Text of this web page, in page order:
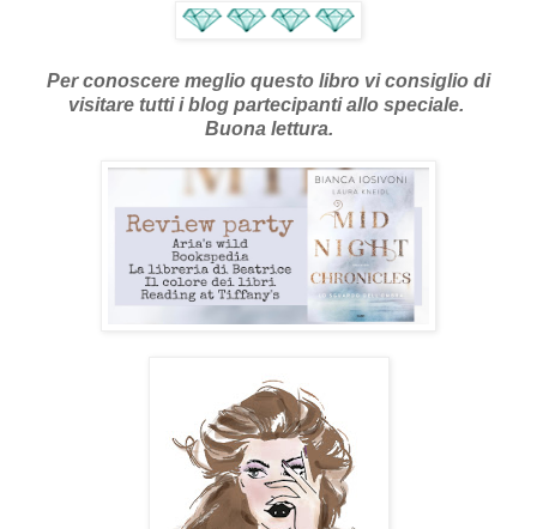
Per conoscere meglio questo libro vi consiglio di
visitare tutti i blog partecipanti allo speciale.
Buona lettura.